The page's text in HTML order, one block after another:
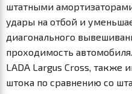
штатными
удары на отбой и
диагонального
проходимость
LADA Largus Cross, также
штока по сравнению со